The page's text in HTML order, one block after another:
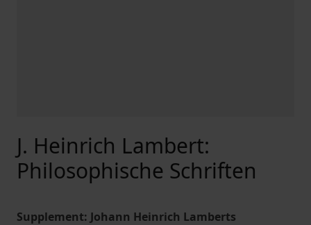
J. Heinrich Lambert:
Philosophische Schriften
Supplement: Johann Heinrich Lamberts